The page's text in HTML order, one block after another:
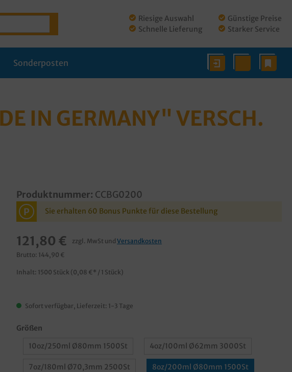
Riesige Auswahl
Schnelle Lieferung
Günstige Preise
Starker Service
Sonderposten
IN GERMANY" VERSCH.
Produktnummer: CCBG0200
P Sie erhalten 60 Bonus Punkte für diese Bestellung
121,80 € zzgl. MwSt und Versandkosten
Brutto: 144,90 €
Inhalt: 1500 Stück (0,08 €* / 1 Stück)
Sofort verfügbar, Lieferzeit: 1-3 Tage
Größen
10oz/250ml Ø80mm 1500St
4oz/100ml Ø62mm 3000St
7oz/180ml Ø70,3mm 2500St 8oz/200ml Ø80mm 1500St